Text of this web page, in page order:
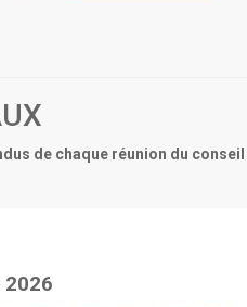
de chaque réunion du
2026